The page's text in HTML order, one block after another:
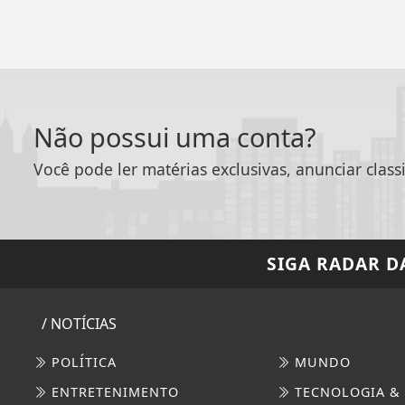
Não possui uma conta?
Você pode ler matérias exclusivas, anunciar
SIGA RADAR
/ NOTÍCIAS
POLÍTICA
MUNDO
ENTRETENIMENTO
TECNOLOGIA &